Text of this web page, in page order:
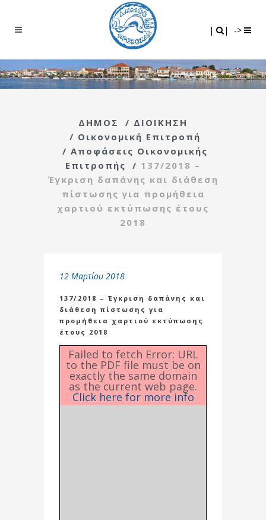
| | ->
ΔΗΜΟΣ / ΔΙΟΙΚΗΣΗ
/ Οικονομική Επιτροπή
/ Αποφάσεις Οικονομικής
Επιτροπής
/ 137/2018 –
Έγκριση δαπάνης και διάθεση
πίστωσης για προμήθεια
χαρτιού εκτύπωσης έτους
2018
12 Μαρτίου 2018
137/2018 – Έγκριση δαπάνης και
διάθεση πίστωσης για
προμήθεια χαρτιού εκτύπωσης
έτους 2018
Failed to fetch Error: URL
to the PDF file must be on
exactly the same domain
as the current web page.
Click here for more info